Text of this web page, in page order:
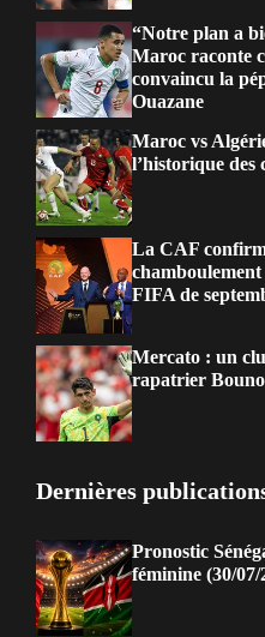
“Notre plan a
Maroc raconte
convaincu la
Ouazane
Maroc vs
l’historique des
La CAF
FIFA de
Mercato : un
rapatrier
Dernières
Pronostic
féminine (30/07/